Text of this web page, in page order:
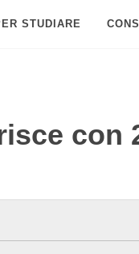
STUDIARE
con